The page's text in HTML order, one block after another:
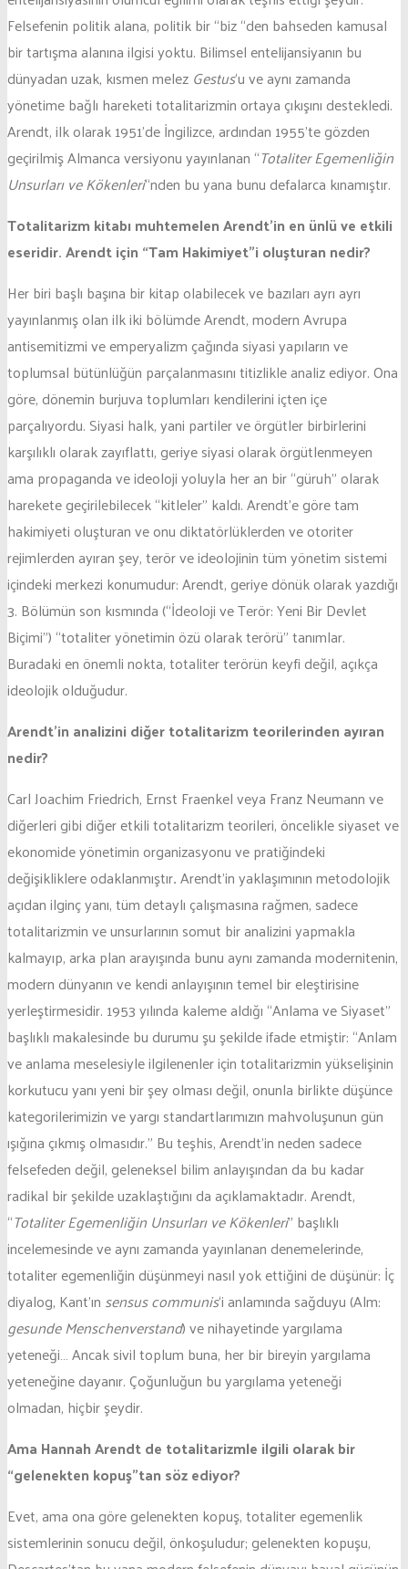
Felsefenin politik alana, politik bir “biz “den bahseden kamusal
bir tartışma alanına ilgisi yoktu. Bilimsel entelijansiyanın bu
dünyadan uzak, kısmen melez Gestus‘u ve aynı zamanda
yönetime bağlı hareketi totalitarizmin ortaya çıkışını destekledi.
Arendt, ilk olarak 1951’de İngilizce, ardından 1955’te gözden
geçirilmiş Almanca versiyonu yayınlanan “Totaliter Egemenliğin
Unsurları ve Kökenleri“nden bu yana bunu defalarca kınamıştır.
Totalitarizm kitabı muhtemelen Arendt’in en ünlü ve etkili
eseridir. Arendt için “Tam Hakimiyet”i oluşturan nedir?
Her biri başlı başına bir kitap olabilecek ve bazıları ayrı ayrı
yayınlanmış olan ilk iki bölümde Arendt, modern Avrupa
antisemitizmi ve emperyalizm çağında siyasi yapıların ve
toplumsal bütünlüğün parçalanmasını titizlikle analiz ediyor. Ona
göre, dönemin burjuva toplumları kendilerini içten içe
parçalıyordu. Siyasi halk, yani partiler ve örgütler birbirlerini
karşılıklı olarak zayıflattı, geriye siyasi olarak örgütlenmeyen
ama propaganda ve ideoloji yoluyla her an bir “güruh” olarak
harekete geçirilebilecek “kitleler” kaldı. Arendt’e göre tam
hakimiyeti oluşturan ve onu diktatörlüklerden ve otoriter
rejimlerden ayıran şey, terör ve ideolojinin tüm yönetim sistemi
içindeki merkezi konumudur: Arendt, geriye dönük olarak yazdığı
3. Bölümün son kısmında (“İdeoloji ve Terör: Yeni Bir Devlet
Biçimi”) “totaliter yönetimin özü olarak terörü” tanımlar.
Buradaki en önemli nokta, totaliter terörün keyfi değil, açıkça
ideolojik olduğudur.
Arendt’in analizini diğer totalitarizm teorilerinden ayıran
nedir?
Carl Joachim Friedrich, Ernst Fraenkel veya Franz Neumann ve
diğerleri gibi diğer etkili totalitarizm teorileri, öncelikle siyaset ve
ekonomide yönetimin organizasyonu ve pratiğindeki
değişikliklere odaklanmıştır.Arendt’in yaklaşımının metodolojik
açıdan ilginç yanı, tüm detaylı çalışmasına rağmen, sadece
totalitarizmin ve unsurlarının somut bir analizini yapmakla
kalmayıp, arka plan arayışında bunu aynı zamanda modernitenin,
modern dünyanın ve kendi anlayışının temel bir eleştirisine
yerleştirmesidir. 1953 yılında kaleme aldığı “Anlama ve Siyaset”
başlıklı makalesinde bu durumu şu şekilde ifade etmiştir: “Anlam
ve anlama meselesiyle ilgilenenler için totalitarizmin yükselişinin
korkutucu yanı yeni bir şey olması değil, onunla birlikte düşünce
kategorilerimizin ve yargı standartlarımızın mahvoluşunun gün
ışığına çıkmış olmasıdır.” Bu teşhis, Arendt’in neden sadece
felsefeden değil, geleneksel bilim anlayışından da bu kadar
radikal bir şekilde uzaklaştığını da açıklamaktadır. Arendt,
“Totaliter Egemenliğin Unsurları ve Kökenleri” başlıklı
incelemesinde ve aynı zamanda yayınlanan denemelerinde,
totaliter egemenliğin düşünmeyi nasıl yok ettiğini de düşünür: İç
diyalog, Kant’ın sensus communis‘i anlamında sağduyu (Alm:
gesunde Menschenverstand) ve nihayetinde yargılama
yeteneği… Ancak sivil toplum buna, her bir bireyin yargılama
yeteneğine dayanır. Çoğunluğun bu yargılama yeteneği
olmadan, hiçbir şeydir.
Ama Hannah Arendt de totalitarizmle ilgili olarak bir
“gelenekten kopuş”tan söz ediyor?
Evet, ama ona göre gelenekten kopuş, totaliter egemenlik
sistemlerinin sonucu değil, önkoşuludur; gelenekten kopuşu,